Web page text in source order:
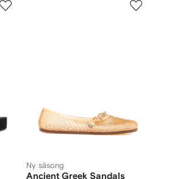
Ny säsong
Ancient Greek Sandals